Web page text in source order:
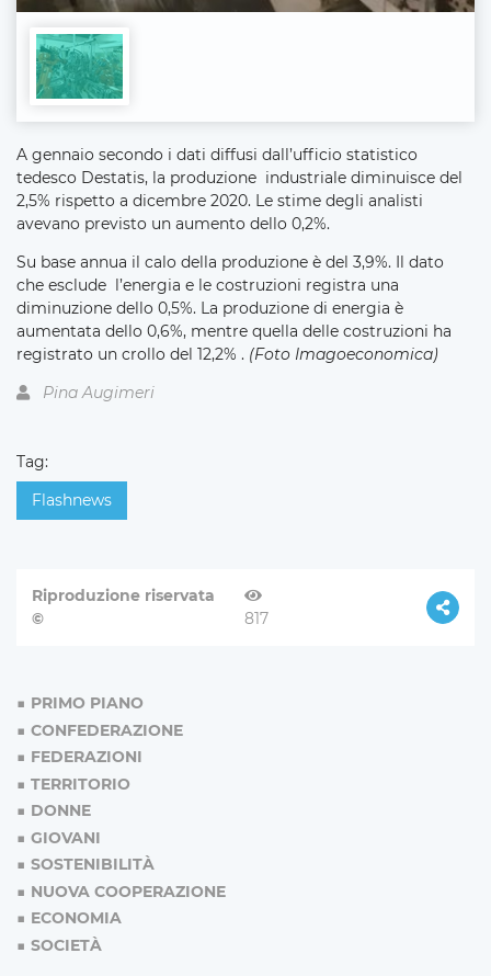
A gennaio secondo i dati diffusi dall’ufficio statistico
tedesco Destatis, la produzione industriale diminuisce del
2,5% rispetto a dicembre 2020. Le stime degli analisti
avevano previsto un aumento dello 0,2%.
Su base annua il calo della produzione è del 3,9%. Il dato
che esclude l’energia e le costruzioni registra una
diminuzione dello 0,5%. La produzione di energia è
aumentata dello 0,6%, mentre quella delle costruzioni ha
registrato un crollo del 12,2% . (Foto Imagoeconomica)
Pina Augimeri
Tag:
Flashnews
Riproduzione riservata
©
817
PRIMO PIANO
CONFEDERAZIONE
FEDERAZIONI
TERRITORIO
DONNE
GIOVANI
SOSTENIBILITÀ
NUOVA COOPERAZIONE
ECONOMIA
SOCIETÀ